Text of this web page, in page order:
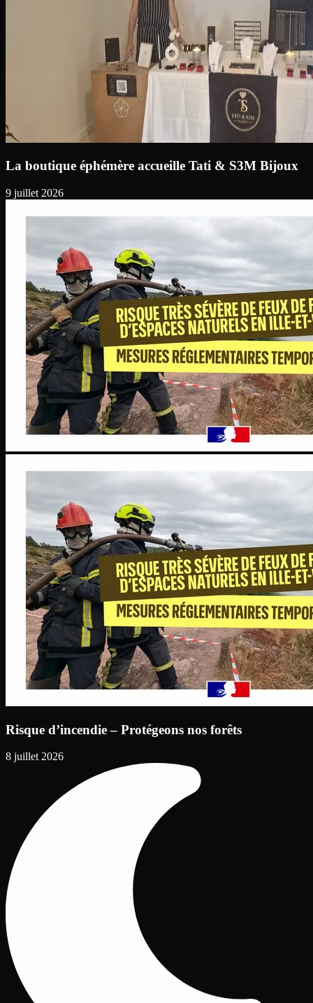
La boutique éphémère accueille Tati & S3M Bijoux
9 juillet 2026
Risque d’incendie – Protégeons nos forêts
8 juillet 2026